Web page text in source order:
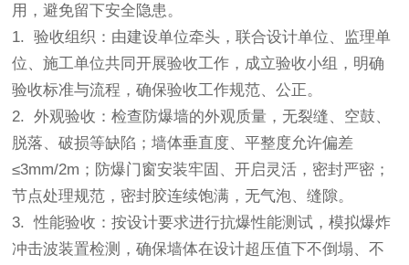
用，避免留下安全隐患。
1. 验收组织：由建设单位牵头，联合设计单位、监理单
位、施工单位共同开展验收工作，成立验收小组，明确
验收标准与流程，确保验收工作规范、公正。
2. 外观验收：检查防爆墙的外观质量，无裂缝、空鼓、
脱落、破损等缺陷；墙体垂直度、平整度允许偏差
≤3mm/2m；防爆门窗安装牢固、开启灵活，密封严密；
节点处理规范，密封胶连续饱满，无气泡、缝隙。
3. 性能验收：按设计要求进行抗爆性能测试，模拟爆炸
冲击波装置检测，确保墙体在设计超压值下不倒塌、不